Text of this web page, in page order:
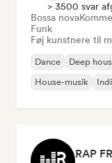
> 3500 svar
Bossa nova
Funk
Føj kunstnere til
Dance Deep
House-musik